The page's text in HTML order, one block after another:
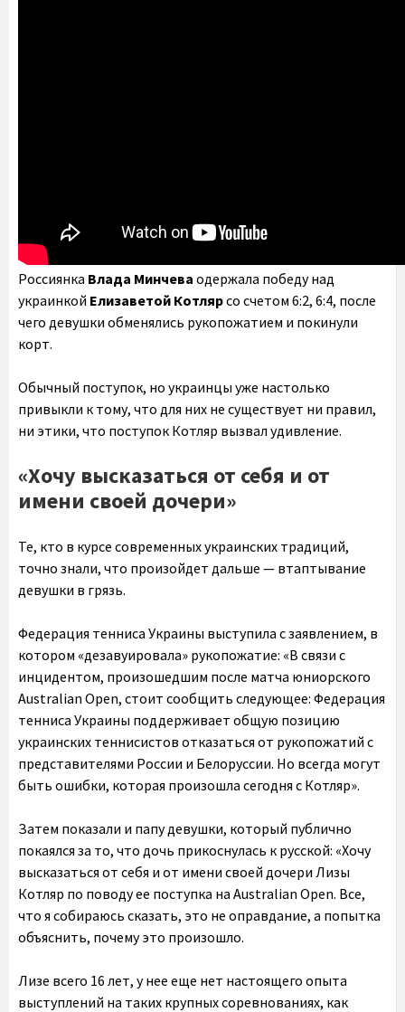
Россиянка Влада Минчева одержала победу над
украинкой Елизаветой Котлярсо счетом 6:2, 6:4, после
чего девушки обменялись рукопожатием и покинули
корт.
Обычный поступок, но украинцы уже настолько
привыкли к тому, что для них не существует ни правил,
ни этики, что поступок Котляр вызвал удивление.
«Хочу высказаться от себя и от
имени своей дочери»
Те, кто в курсе современных украинских традиций,
точно знали, что произойдет дальше — втаптывание
девушки в грязь.
Федерация тенниса Украины выступила с заявлением, в
котором «дезавуировала» рукопожатие: «В связи с
инцидентом, произошедшим после матча юниорского
Australian Open, стоит сообщить следующее: Федерация
тенниса Украины поддерживает общую позицию
украинских теннисистов отказаться от рукопожатий с
представителями России и Белоруссии. Но всегда могут
быть ошибки, которая произошла сегодня с Котляр».
Затем показали и папу девушки, который публично
покаялся за то, что дочь прикоснулась к русской: «Хочу
высказаться от себя и от имени своей дочери Лизы
Котляр по поводу ее поступка на Australian Open. Все,
что я собираюсь сказать, это не оправдание, а попытка
объяснить, почему это произошло.
Лизе всего 16 лет, у нее еще нет настоящего опыта
выступлений на таких крупных соревнованиях, как